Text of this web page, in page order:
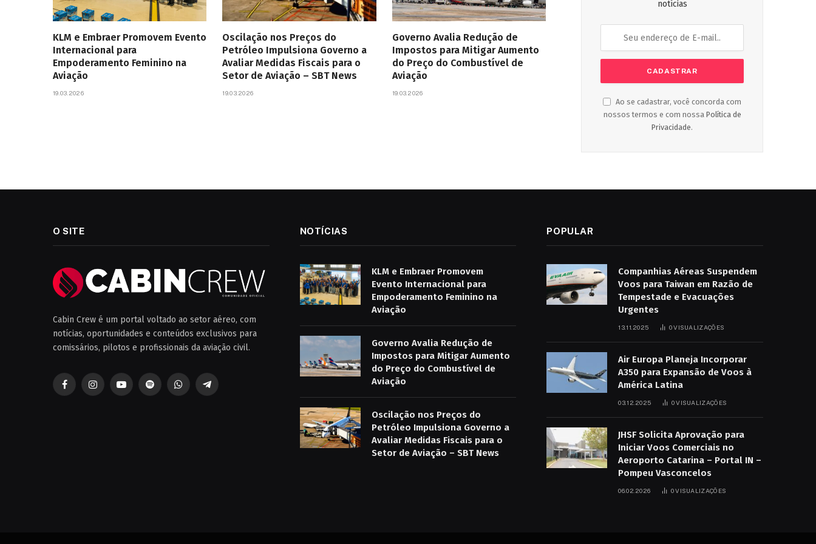
KLM e Embraer Promovem Evento
Internacional para
Empoderamento Feminino na
Aviação
19.03.2026
Oscilação nos Preços do
Petróleo Impulsiona Governo a
Avaliar Medidas Fiscais para o
Setor de Aviação – SBT News
19.03.2026
Governo Avalia Redução de
Impostos para Mitigar Aumento
do Preço do Combustível de
Aviação
19.03.2026
notícias
Ao se cadastrar, você concorda com
nossos termos e com nossa Política de
Privacidade.
O SITE
Cabin Crew é um portal voltado ao setor aéreo, com
notícias, oportunidades e conteúdos exclusivos para
comissários, pilotos e profissionais da aviação civil.
FacebookInstagramYouTubeSpotifyWhatsAppTelegrama
NOTÍCIAS
KLM e Embraer Promovem
Evento Internacional para
Empoderamento Feminino na
Aviação
Governo Avalia Redução de
Impostos para Mitigar Aumento
do Preço do Combustível de
Aviação
Oscilação nos Preços do
Petróleo Impulsiona Governo a
Avaliar Medidas Fiscais para o
Setor de Aviação – SBT News
POPULAR
Companhias Aéreas Suspendem
Voos para Taiwan em Razão de
Tempestade e Evacuações
Urgentes
13.11.2025 0VISUALIZAÇÕES
Air Europa Planeja Incorporar
A350 para Expansão de Voos à
América Latina
03.12.2025 0VISUALIZAÇÕES
JHSF Solicita Aprovação para
Iniciar Voos Comerciais no
Aeroporto Catarina – Portal IN –
Pompeu Vasconcelos
06.02.2026 0VISUALIZAÇÕES